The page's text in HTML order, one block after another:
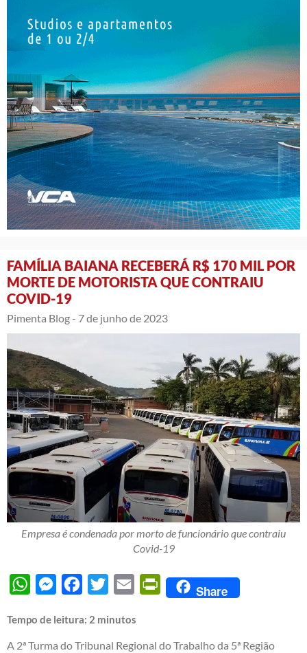
FAMÍLIA BAIANA RECEBERÁ R$ 170 MIL POR
MORTE DE MOTORISTA QUE CONTRAIU
COVID-19
Pimenta Blog - 7 de junho de 2023
Empresa é condenada por morto de funcionário que contraiu
Covid-19
WhatsAppMessengerFacebook
Twitter Email PrintFriendly
Share
Tempo de leitura: 2 minutos
A 2ª Turma do Tribunal Regional do Trabalho da 5ª Região